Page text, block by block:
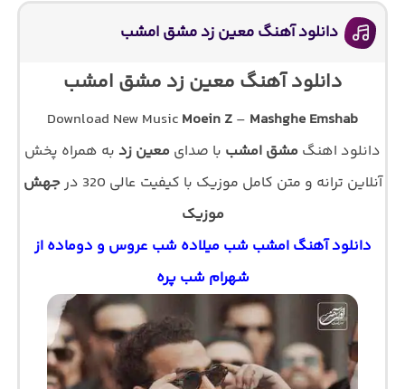
دانلود آهنگ معین زد مشق امشب
دانلود آهنگ معین زد مشق امشب
Download New Music Moein Z – Mashghe Emshab
دانلود اهنگ مشق امشب با صدای معین زد به همراه پخش
آنلاین ترانه و متن کامل موزیک با کیفیت عالی 320 در
جهش
موزیک
دانلود آهنگ امشب شب میلاده شب عروس و دوماده از
شهرام شب پره